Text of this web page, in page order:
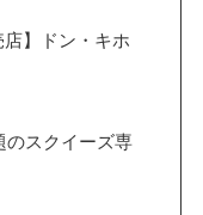
店】ドン・キホ
のスクイーズ専